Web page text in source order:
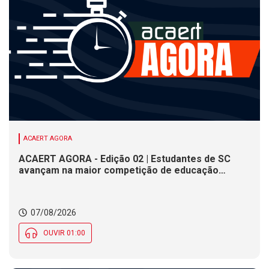
ACAERT AGORA
ACAERT AGORA - Edição 02 | Estudantes de SC
avançam na maior competição de educação
Social nesta sexta (7)
07/08/2026
OUVIR 01:00